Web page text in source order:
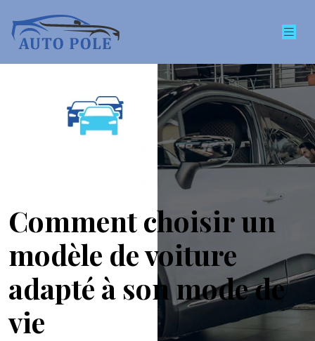
Comment choisir un
modèle de voiture
adapté à son mode de
vie